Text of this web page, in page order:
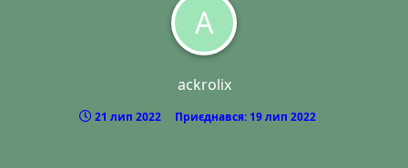
A
ackrolix
21 лип 2022 Приєднався: 19 лип 2022